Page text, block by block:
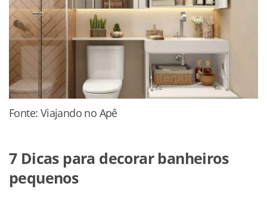
Fonte: Viajando no Apê
7 Dicas para decorar banheiros
pequenos